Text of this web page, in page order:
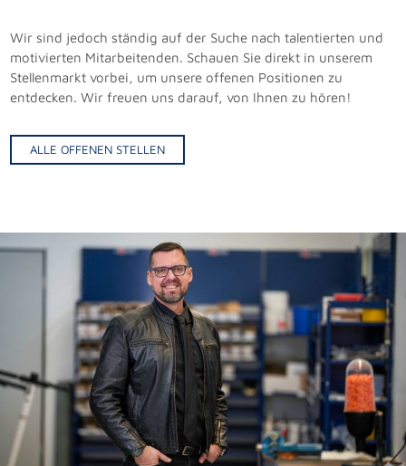
Wir sind jedoch ständig auf der Suche nach talentierten und
motivierten Mitarbeitenden. Schauen Sie direkt in unserem
Stellenmarkt vorbei, um unsere offenen Positionen zu
entdecken. Wir freuen uns darauf, von Ihnen zu hören!
ALLE OFFENEN STELLEN